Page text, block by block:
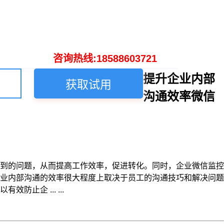
咨询热线:18588603721
获取试用
提升企业内部
沟通效率微信
的问题，从而提高工作效率，促进转化。同时，企业微信监控
内部沟通的效率很大程度上取决于员工的沟通技巧和解决问题
有效防止企 ... ...